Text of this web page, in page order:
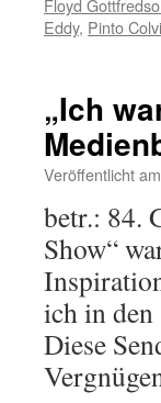
Floyd
Eddy, Pinto
„Ich
Veröffentlicht am
betr.: 84.
Show“
ich in den
Diese